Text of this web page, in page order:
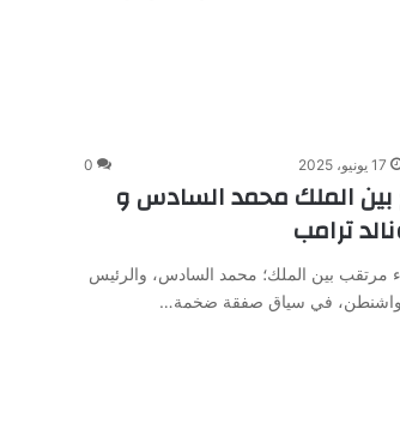
17 يونيو، 2025 0
الملك محمد السادس و
ترامب
بين الملك؛ محمد السادس، والرئيس
واشنطن، في سياق صفقة ضخمة…